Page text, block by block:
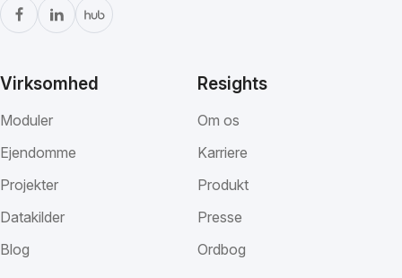
Virksomhed
Moduler
Ejendomme
Projekter
Datakilder
Blog
Resights
Om os
Karriere
Produkt
Presse
Ordbog